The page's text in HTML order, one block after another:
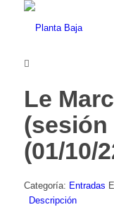
Le
(sesión
(01/10/
Categoría: Entradas
Descripción